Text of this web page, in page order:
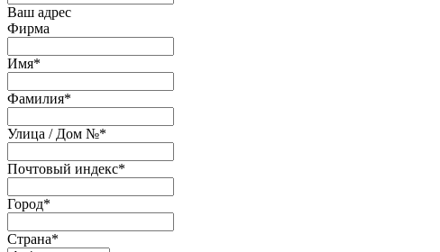
Ваш адрес
Фирма
Имя*
Фамилия*
Улица / Дом №*
Почтовый индекс*
Город*
Страна*